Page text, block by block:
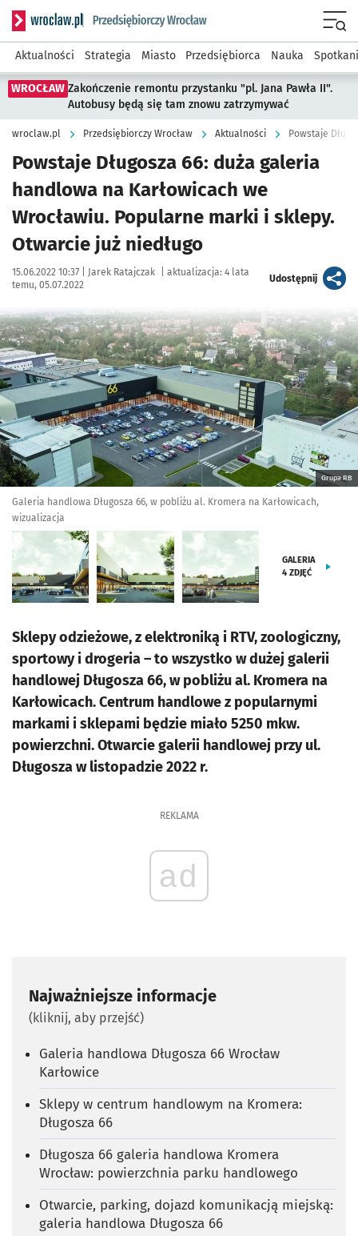
Serwis informacyjny wroclaw.pl podserwis: Strategia
Aktualności Strategia Miasto Przedsiębiorca Nauka
WROCŁAW Zakończenie remontu przystanku "pl. Jana Pawła II".
Autobusy będą się tam znowu zatrzymywać
wroclaw.pl Przedsiębiorczy Wrocław Aktualności
Powstaje Długosza 66: duża galeria
handlowa na Karłowicach we
Wrocławiu. Popularne marki i sklepy.
Otwarcie już niedługo
Data publikacji:
15.06.2022 10:37 | Autor:
Jarek Ratajczak aktualizacja: 4 lata
temu, 05.07.2022
Udostępnijartykuł
Kliknij, aby zobaczyć galerię
Kliknij, aby powiększyć
Grupa RB
Galeria handlowa Długosza 66, w pobliżu al. Kromera na Karłowicach,
wizualizacja
GALERIA
4 ZDJĘĆ
Sklepy odzieżowe, z elektroniką i RTV, zoologiczny,
sportowy i drogeria – to wszystko w dużej galerii
handlowej Długosza 66, w pobliżu al. Kromera na
Karłowicach. Centrum handlowe z popularnymi
markami i sklepami będzie miało 5250 mkw.
powierzchni. Otwarcie galerii handlowej przy ul.
Długosza w listopadzie 2022 r.
REKLAMA
ad
Najważniejsze informacje
(kliknij, aby przejść)
Galeria handlowa Długosza 66 Wrocław
Karłowice
Sklepy w centrum handlowym na Kromera:
Długosza 66
Długosza 66 galeria handlowa Kromera
Wrocław: powierzchnia parku handlowego
Otwarcie, parking, dojazd komunikacją miejską:
galeria handlowa Długosza 66